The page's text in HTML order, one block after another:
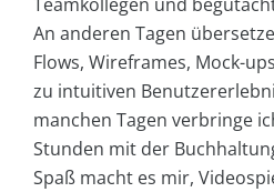
An anderen Tagen
Flows, Wireframes, Mock-
zu intuitiven
manchen Tagen verbringe
Stunden mit der
Spaß macht es mir,